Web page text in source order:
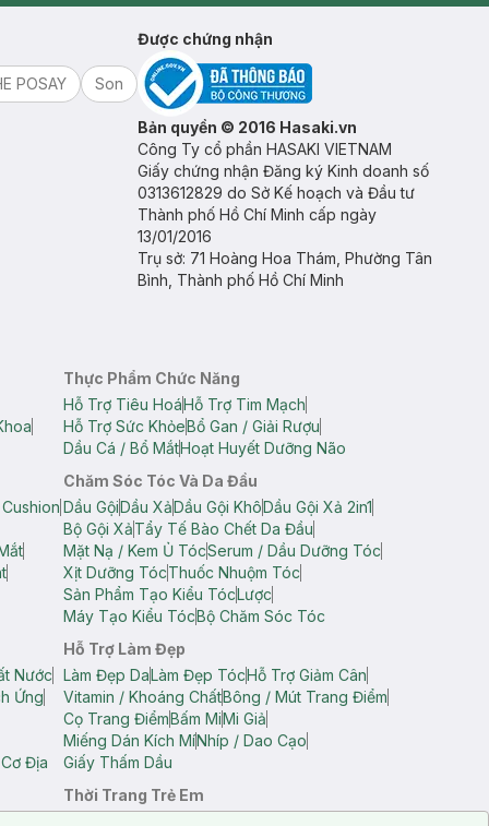
POSAY Son
Được chứng nhận
Bản quyền © 2016 Hasaki.vn
Công Ty cổ phần HASAKI VIETNAM
Giấy chứng nhận Đăng ký Kinh doanh số
0313612829 do Sở Kế hoạch và Đầu tư
Thành phố Hồ Chí Minh cấp ngày
13/01/2016
Trụ sở: 71 Hoàng Hoa Thám, Phường Tân
Bình, Thành phố Hồ Chí Minh
Thực Phẩm Chức Năng
Hỗ Trợ Tiêu HoáHỗ Trợ Tim Mạch
Hỗ Trợ Sức KhỏeBổ Gan / Giải Rượu
Dầu Cá / Bổ MắtHoạt Huyết Dưỡng Não
Chăm Sóc Tóc Và Da Đầu
Dầu GộiDầu XảDầu Gội KhôDầu Gội Xả 2in1
Bộ Gội XảTẩy Tế Bào Chết Da Đầu
Mặt Nạ / Kem Ủ TócSerum / Dầu Dưỡng Tóc
Xịt Dưỡng TócThuốc Nhuộm Tóc
Sản Phẩm Tạo Kiểu TócLược
Máy Tạo Kiểu TócBộ Chăm Sóc Tóc
Nước
Ứng
Địa
Hỗ Trợ Làm Đẹp
Làm Đẹp DaLàm Đẹp TócHỗ Trợ Giảm Cân
Vitamin / Khoáng ChấtBông / Mút Trang Điểm
Cọ Trang ĐiểmBấm MiMi Giả
Miếng Dán Kích MíNhíp / Dao Cạo
Giấy Thấm Dầu
Thời Trang Trẻ Em